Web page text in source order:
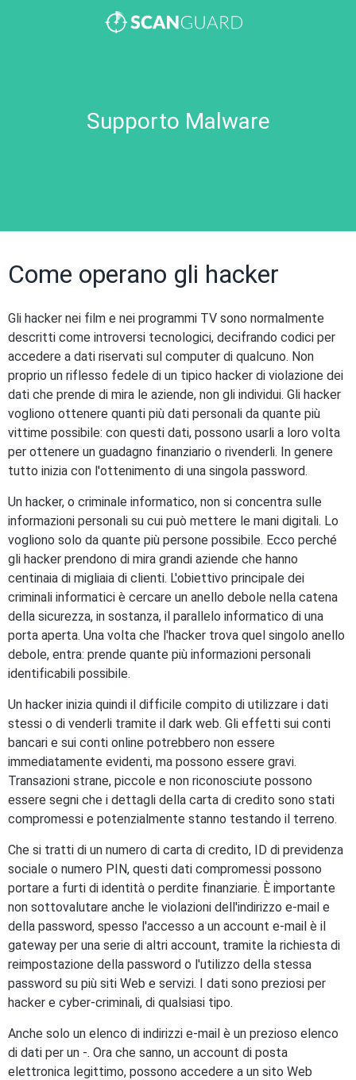
Supporto Malware
Come operano gli hacker
Gli hacker nei film e nei programmi TV sono normalmente
descritti come introversi tecnologici, decifrando codici per
accedere a dati riservati sul computer di qualcuno. Non
proprio un riflesso fedele di un tipico hacker di violazione dei
dati che prende di mira le aziende, non gli individui. Gli hacker
vogliono ottenere quanti più dati personali da quante più
vittime possibile: con questi dati, possono usarli a loro volta
per ottenere un guadagno finanziario o rivenderli. In genere
tutto inizia con l'ottenimento di una singola password.
Un hacker, o criminale informatico, non si concentra sulle
informazioni personali su cui può mettere le mani digitali. Lo
vogliono solo da quante più persone possibile. Ecco perché
gli hacker prendono di mira grandi aziende che hanno
centinaia di migliaia di clienti. L'obiettivo principale dei
criminali informatici è cercare un anello debole nella catena
della sicurezza, in sostanza, il parallelo informatico di una
porta aperta. Una volta che l'hacker trova quel singolo anello
debole, entra: prende quante più informazioni personali
identificabili possibile.
Un hacker inizia quindi il difficile compito di utilizzare i dati
stessi o di venderli tramite il dark web. Gli effetti sui conti
bancari e sui conti online potrebbero non essere
immediatamente evidenti, ma possono essere gravi.
Transazioni strane, piccole e non riconosciute possono
essere segni che i dettagli della carta di credito sono stati
compromessi e potenzialmente stanno testando il terreno.
Che si tratti di un numero di carta di credito, ID di previdenza
sociale o numero PIN, questi dati compromessi possono
portare a furti di identità o perdite finanziarie. È importante
non sottovalutare anche le violazioni dell'indirizzo e-mail e
della password, spesso l'accesso a un account e-mail è il
gateway per una serie di altri account, tramite la richiesta di
reimpostazione della password o l'utilizzo della stessa
password su più siti Web e servizi. I dati sono preziosi per
hacker e cyber-criminali, di qualsiasi tipo.
Anche solo un elenco di indirizzi e-mail è un prezioso elenco
di dati per un -. Ora che sanno, un account di posta
elettronica legittimo, possono accedere a un sito Web